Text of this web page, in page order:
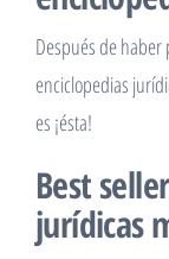
Después de
enciclopedias
es ¡ésta!
Best
jurídicas